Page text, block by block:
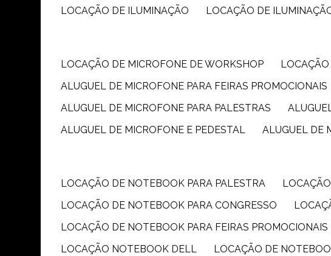
LOCAÇÃO DE ILUMINAÇÃO
LOCAÇÃO DE
LOCAÇÃO DE MICROFONE DE WORKSHOP
ALUGUEL DE MICROFONE PARA FEIRAS PROMOCIONAIS
ALUGUEL DE MICROFONE PARA PALESTRAS
ALUGUEL DE MICROFONE E PEDESTAL
ALUGUEL
LOCAÇÃO DE NOTEBOOK PARA PALESTRA
LOCAÇÃO DE NOTEBOOK PARA CONGRESSO
LOCAÇÃO DE NOTEBOOK PARA FEIRAS PROMOCIONAIS
LOCAÇÃO NOTEBOOK DELL
LOCAÇÃO DE